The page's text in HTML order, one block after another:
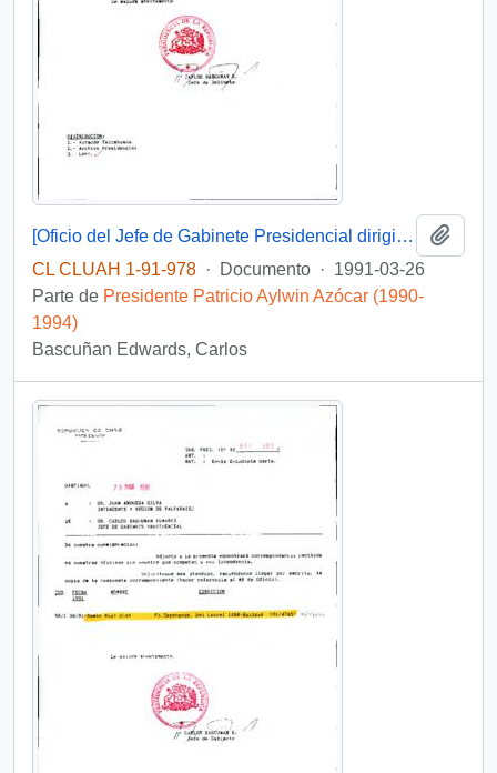
[Oficio del Jefe de Gabinete Presidencial dirigido al Alcalde de la Municipalidad de Talcahuano referente a solicitud de particular]
CL CLUAH 1-91-978 · Documento · 1991-03-26
Parte de Presidente Patricio Aylwin Azócar (1990-
1994)
Bascuñan Edwards, Carlos